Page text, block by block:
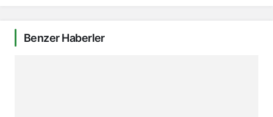
Benzer Haberler